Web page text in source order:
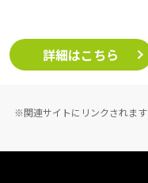
詳細はこちら
※関連サイトにリンクされます